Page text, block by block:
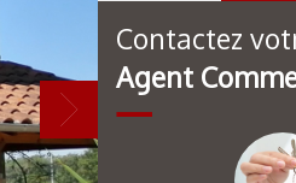
Contactez
Agent